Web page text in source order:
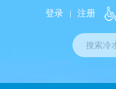
登录 | 注册